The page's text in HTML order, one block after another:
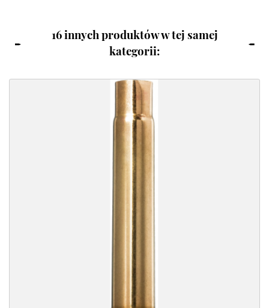
16 innych produktów w tej samej
kategorii: